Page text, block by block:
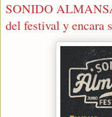
SONIDO
del festival y encara